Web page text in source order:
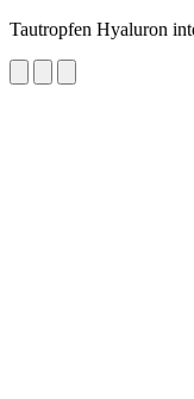
Tautropfen Hyaluron